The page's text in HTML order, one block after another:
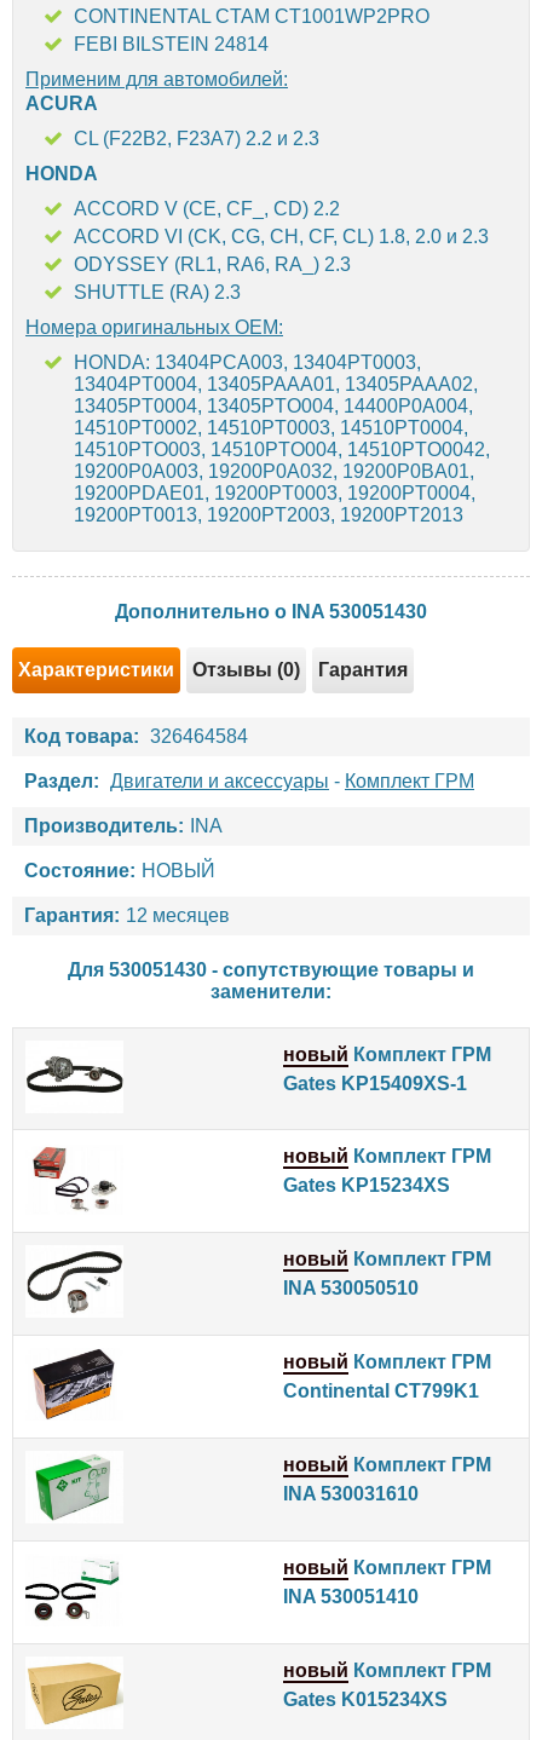
CONTINENTAL CTAM CT1001WP2PRO
FEBI BILSTEIN 24814
Применим для автомобилей:
ACURA
CL (F22B2, F23A7) 2.2 и 2.3
HONDA
ACCORD V (CE, CF_, CD) 2.2
ACCORD VI (CK, CG, CH, CF, CL) 1.8, 2.0 и 2.3
ODYSSEY (RL1, RA6, RA_) 2.3
SHUTTLE (RA) 2.3
Номера оригинальных OEM:
HONDA: 13404PCA003, 13404PT0003,
13404PT0004, 13405PAAA01, 13405PAAA02,
13405PT0004, 13405PTO004, 14400P0A004,
14510PT0002, 14510PT0003, 14510PT0004,
14510PTO003, 14510PTO004, 14510PTO0042,
19200P0A003, 19200P0A032, 19200P0BA01,
19200PDAE01, 19200PT0003, 19200PT0004,
19200PT0013, 19200PT2003, 19200PT2013
Дополнительно о INA 530051430
Характеристики Отзывы (0) Гарантия
Код товара: 326464584
Раздел: Двигатели и аксессуары - Комплект ГРМ
Производитель: INA
Состояние: НОВЫЙ
Гарантия: 12 месяцев
Для 530051430 - сопутствующие товары и
заменители:
новый Комплект ГРМ
Gates KP15409XS-1
новый Комплект ГРМ
Gates KP15234XS
новый Комплект ГРМ
INA 530050510
новый Комплект ГРМ
Continental CT799K1
новый Комплект ГРМ
INA 530031610
новый Комплект ГРМ
INA 530051410
новый Комплект ГРМ
Gates K015234XS